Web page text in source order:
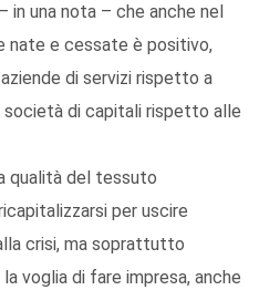
una nota – che anche nel
nate e cessate è positivo,
di servizi rispetto a
di capitali rispetto alle
qualità del tessuto
per uscire
crisi, ma soprattutto
voglia di fare impresa, anche